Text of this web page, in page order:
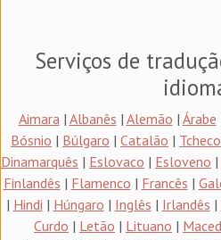
Serviços de
Aimara| Albanês | Alemão | Árabe
Bósnio | Búlgaro | Catalão | Tcheco
Dinamarquês | Eslovaco | Esloveno |
Finlandês | Flamenco | Francês |
| Hindi | Húngaro | Inglês | Irlandês |
Curdo | Letão | Lituano |